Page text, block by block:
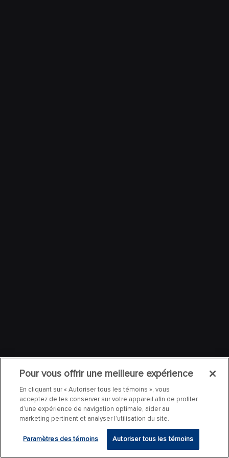
Pour vous offrir une meilleure expérience
En cliquant sur « Autoriser tous les témoins », vous
acceptez de les conserver sur votre appareil afin de profiter
d’une expérience de navigation optimale, aider au
marketing pertinent et analyser l’utilisation du site.
Paramètres des témoins Autoriser tous les témoins